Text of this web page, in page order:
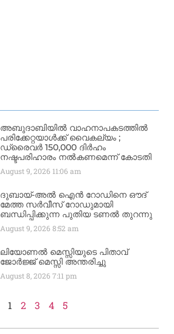
അബുദാബിയിൽ വാഹനാപകടത്തിൽ
പരിക്കേറ്റയാൾക്ക് വൈകല്യം ;
ഡ്രൈവർ 150,000 ദിർഹം
നഷ്ടപരിഹാരം നൽകണമെന്ന് കോടതി
August 9, 2026 11:06 am
ദുബായ്-അൽ ഐൻ റോഡിനെ ഔദ്
മേത്ത സർവീസ് റോഡുമായി
ബന്ധിപ്പിക്കുന്ന പുതിയ ടണൽ തുറന്നു
August 9, 20268:52 am
ലിയോണൽ മെസ്സിയുടെ പിതാവ്
ജോർജ്ജ് മെസ്സി അന്തരിച്ചു
August 8, 20267:11 pm
1 2 3 4 5